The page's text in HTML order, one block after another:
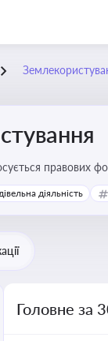
правових
діяльність
Головне за